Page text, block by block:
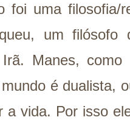
foi uma filosofia/
um
Manes, como
é dualista,
a vida. Por isso